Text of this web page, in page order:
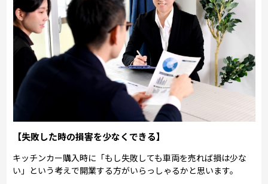
【失敗した時の損害を少なくできる】
キッチンカー購入時に「もし失敗しても車両を売れば損は少な
い」という考えで開業する方がいらっしゃるかと思います。